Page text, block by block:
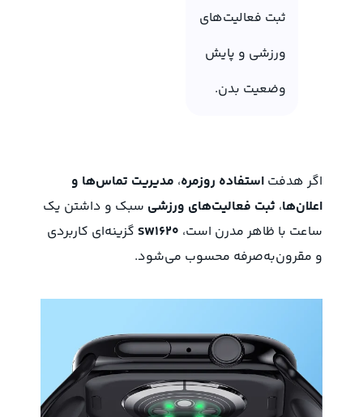
ثبت فعالیت‌های
ورزشی و پایش
وضعیت بدن.
اگر هدفت استفاده روزمره، مدیریت تماس‌ها و
اعلان‌ها، ثبت فعالیت‌های ورزشی سبک و داشتن یک
ساعت با ظاهر مدرن است، SW1620 گزینه‌ای کاربردی
و مقرون‌به‌صرفه محسوب می‌شود.